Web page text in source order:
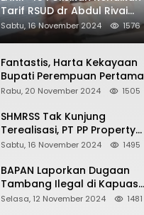
Tarif RSUD dr Abdul Rivai
300℅
Sabtu, 16 November 2024 1576
Fantastis, Harta Kekayaan
Bupati Perempuan Pertama
Berau Sri Juniarsih Mas Naik
Rabu, 20 November 2024 1505
SHMRSS Tak Kunjung
Terealisasi, PT PP Property
Tbk Surabaya Kembali
Sabtu, 16 November 2024 1495
BAPAN Laporkan Dugaan
Tambang Ilegal di Kapuas
Hulu, Karena Oknum APH
Selasa, 12 November 2024 1481